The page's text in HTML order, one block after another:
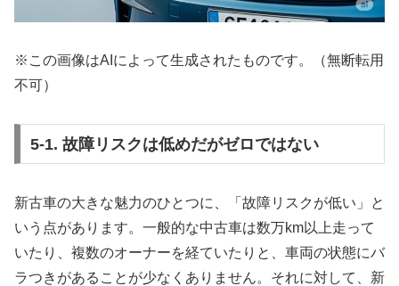
※この画像はAIによって生成されたものです。（無断転用
不可）
5-1. 故障リスクは低めだがゼロではない
新古車の大きな魅力のひとつに、「故障リスクが低い」と
いう点があります。一般的な中古車は数万km以上走って
いたり、複数のオーナーを経ていたりと、車両の状態にバ
ラつきがあることが少なくありません。それに対して、新